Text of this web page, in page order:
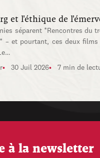
et l'éthique de
séparent *Rencontres du
– et pourtant, ces deux
30 Juil 2026 7 min de
à la newsletter